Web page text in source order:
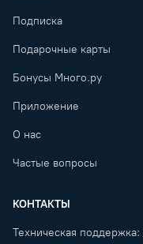
Подписка
Подарочные карты
Бонусы Много.ру
Приложение
О нас
Частые вопросы
КОНТАКТЫ
Техническая поддержка: